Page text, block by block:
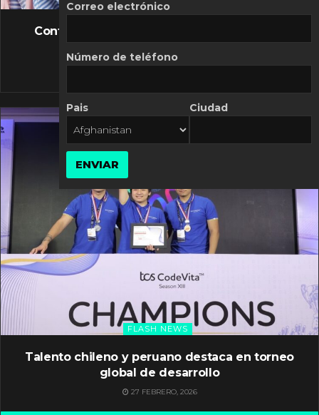
FLASH NEWS
Controversia de Mercado Libre por costos
10 MARZO, 2026
FLASH NEWS
Talento chileno y peruano destaca en torneo
global de desarrollo
27 FEBRERO, 2026
Correo electrónico
Número de teléfono
Pais Ciudad
ENVIAR